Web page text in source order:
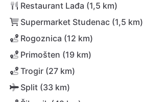
Restaurant Lađa (1,5 km)
Supermarket Studenac (1,5 km)
Rogoznica (12 km)
Primošten (19 km)
Trogir (27 km)
Split (33 km)